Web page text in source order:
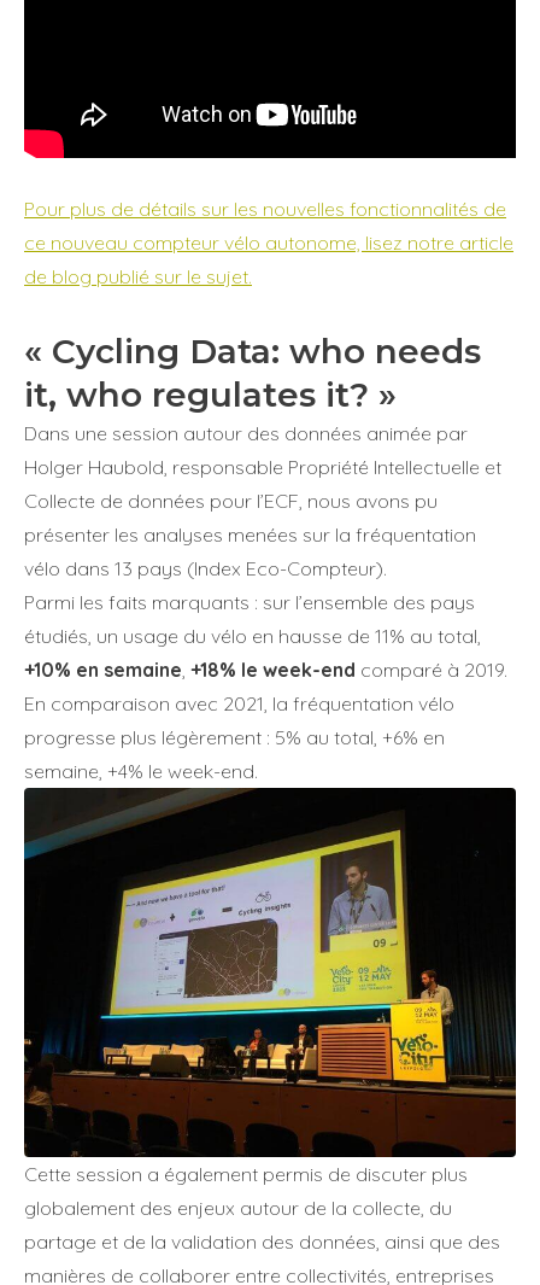
Pour plus de détails sur les nouvelles fonctionnalités de
ce nouveau compteur vélo autonome, lisez notre article
de blog publié sur le sujet.
« Cycling Data: who needs
it, who regulates it? »
Dans une session autour des données animée par
Holger Haubold, responsable Propriété Intellectuelle et
Collecte de données pour l’ECF, nous avons pu
présenter les analyses menées sur la fréquentation
vélo dans 13 pays (Index Eco-Compteur).
Parmi les faits marquants : sur l’ensemble des pays
étudiés, un usage du vélo en hausse de 11% au total,
+10% en semaine, +18% le week-end comparé à 2019.
En comparaison avec 2021, la fréquentation vélo
progresse plus légèrement : 5% au total, +6% en
semaine, +4% le week-end.
Cette session a également permis de discuter plus
globalement des enjeux autour de la collecte, du
partage et de la validation des données, ainsi que des
manières de collaborer entre collectivités, entreprises